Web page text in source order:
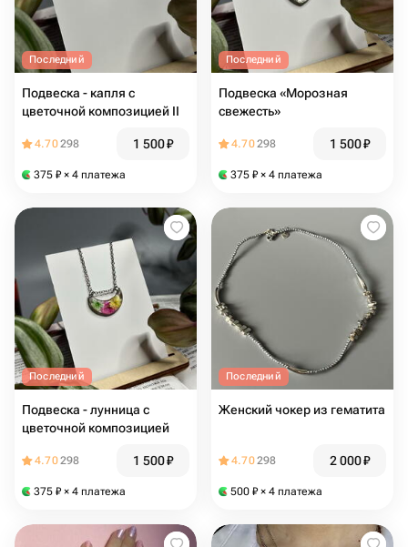
Последний
Подвеска - капля с
цветочной композицией II
4.70298 1 500₽
375 ₽ × 4 платежа
Последний
Подвеска «Морозная
свежесть»
4.70298 1 500₽
375 ₽ × 4 платежа
Последний
Подвеска - лунница с
цветочной композицией
4.70298 1 500₽
375 ₽ × 4 платежа
Последний
Женский чокер из гематита
4.70298 2 000₽
500 ₽ × 4 платежа